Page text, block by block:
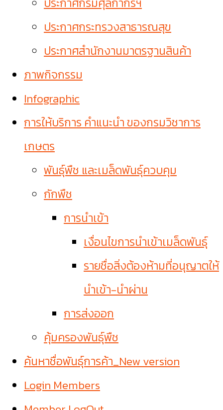
ประกาศกระทรวงสาธารณสุข
ประกาศสำนักงานมาตรฐานสินค้า
ภาพกิจกรรม
Infographic
การให้บริการ คำแนะนำ ของกรมวิชาการ
เกษตร
พันธุ์พืช และเมล็ดพันธุ์ควบคุม
กักพืช
การนำเข้า
เงื่อนไขการนำเข้าเมล็ดพันธุ์
รายชื่อสิ่งต้องห้ามที่อนุญาตให้
นำเข้า-นำผ่าน
การส่งออก
คุ้มครองพันธุ์พืช
ค้นหาชื่อพันธุ์การค้า_New version
Login Members